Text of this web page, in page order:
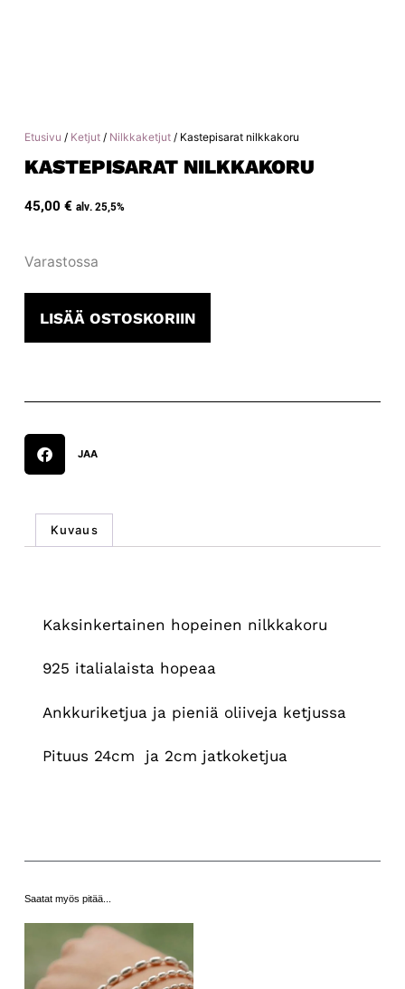
Etusivu / Ketjut / Nilkkaketjut / Kastepisarat nilkkakoru
KASTEPISARAT NILKKAKORU
45,00 € alv. 25,5%
Varastossa
LISÄÄ OSTOSKORIIN
JAA
Kuvaus
Kaksinkertainen hopeinen nilkkakoru
925 italialaista hopeaa
Ankkuriketjua ja pieniä oliiveja ketjussa
Pituus 24cm ja 2cm jatkoketjua
Saatat myös pitää...